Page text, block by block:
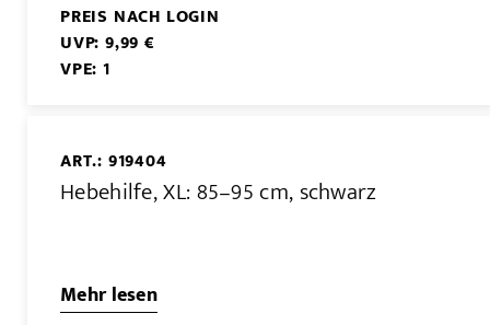
PREIS NACH LOGIN
UVP: 9,99 €
VPE: 1
ART.: 919404
Hebehilfe, XL: 85–95 cm, schwarz
Mehr lesen